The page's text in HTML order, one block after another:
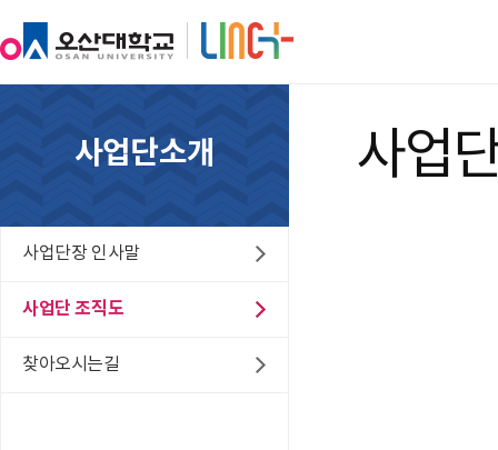
사업단소개
사업단장 인사말
사업단 조직도
찾아오시는길
사업